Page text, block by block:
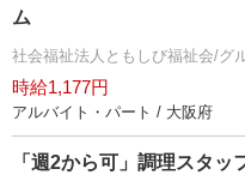
ム
社会福祉法人ともしび福祉会/グ
時給1,177円
アルバイト・パート / 大阪府
「週2から可」調理スタ